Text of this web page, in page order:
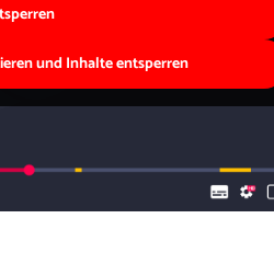
und Inhalte entsperren